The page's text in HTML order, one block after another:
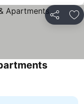
分享 加
查看價格